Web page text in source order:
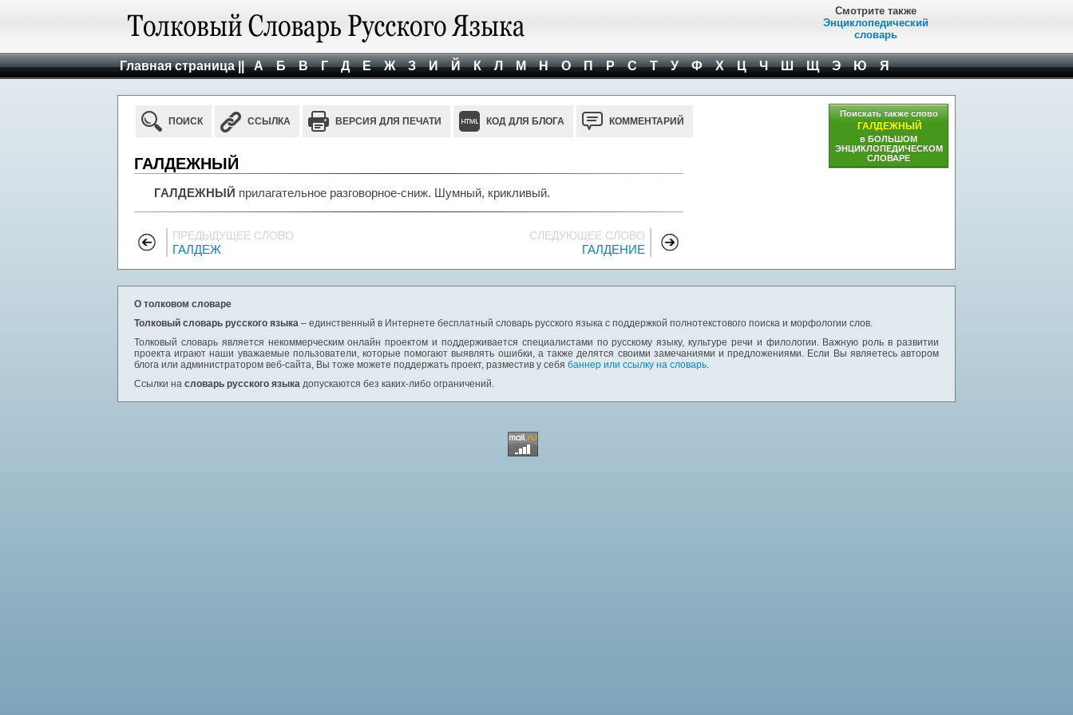
Смотрите также
Энциклопедический
словарь
Главная страница || А Б В Г Д Е Ж З И Й К Л М Н О П Р С Т У Ф Х Ц Ч Ш Щ Э Ю Я
ПОИСК ССЫЛКА ВЕРСИЯ ДЛЯ ПЕЧАТИ КОД ДЛЯ БЛОГА КОММЕНТАРИЙ
ГАЛДЕЖНЫЙ
ГАЛДЕЖНЫЙ прилагательное разговорное-сниж. Шумный, крикливый.
ПРЕДЫДУЩЕЕ СЛОВО
ГАЛДЕЖ
СЛЕДУЮЩЕЕ СЛОВО
ГАЛДЕНИЕ
Поискать также слово
ГАЛДЕЖНЫЙ
в БОЛЬШОМ
ЭНЦИКЛОПЕДИЧЕСКОМ
СЛОВАРЕ
О толковом словаре
Толковый словарь русского языка – единственный в Интернете бесплатный словарь русского языка с поддержкой полнотекстового поиска и морфологии слов.
Толковый словарь является некоммерческим онлайн проектом и поддерживается специалистами по русскому языку, культуре речи и филологии. Важную роль в развитии
проекта играют наши уважаемые пользователи, которые помогают выявлять ошибки, а также делятся своими замечаниями и предложениями. Если Вы являетесь автором
блога или администратором веб-сайта, Вы тоже можете поддержать проект, разместив у себя баннер или ссылку на словарь.
Ссылки на словарь русского языка допускаются без каких-либо ограничений.